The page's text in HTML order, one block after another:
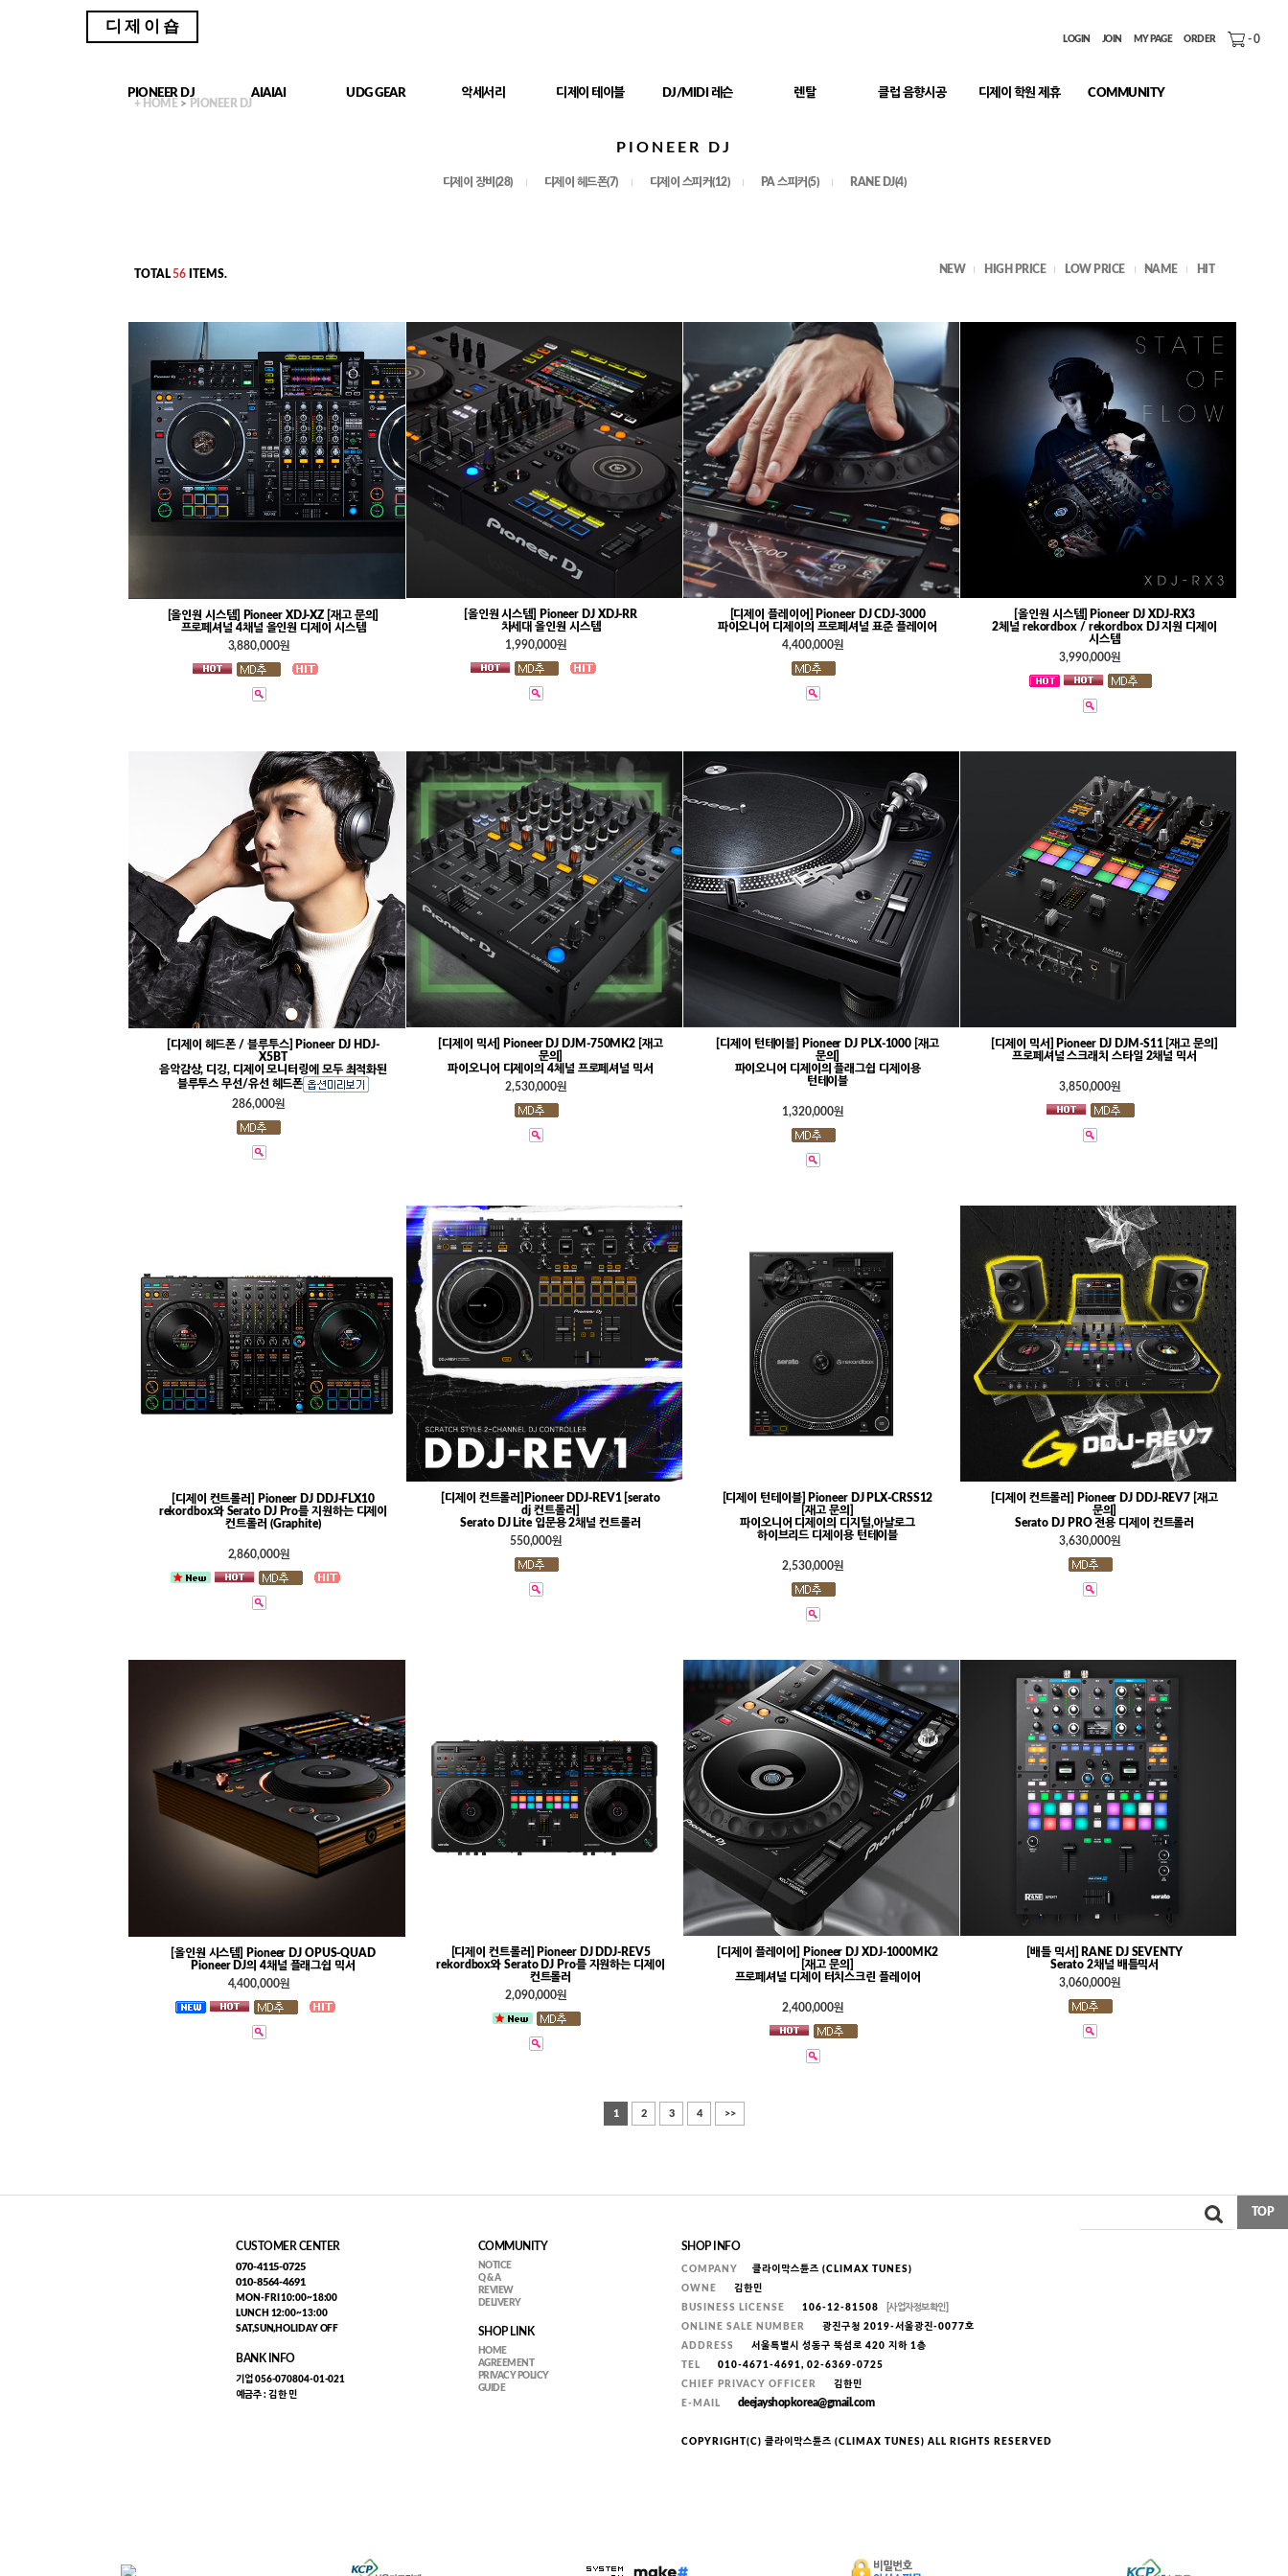
디제이숍
LOGIN JOIN MY PAGE ORDER -0
PIONEER DJ AIAIAI UDG GEAR 악세서리 디제이 테이블 DJ/MIDI 레슨 렌탈 클럽 음향시공 디제이 학원 제휴 COMMUNITY
+ HOME > PIONEER DJ
PIONEER DJ
디제이 장비(28) 디제이 헤드폰(7) 디제이 스피커(12) PA 스피커(5) RANE DJ(4)
TOTAL56 ITEMS. NEW HIGH PRICE LOW PRICE NAME HIT
[올인원 시스템] Pioneer XDJ-XZ [재고 문의]
프로페셔널 4채널 올인원 디제이 시스템
3,880,000원
[올인원 시스템] Pioneer DJ XDJ-RR
차세대 올인원 시스템
1,990,000원
[디제이 플레이어] Pioneer DJ CDJ-3000
파이오니어 디제이의 프로페셔널 표준 플레이어
4,400,000원
[올인원 시스템] Pioneer DJ XDJ-RX3
2체널 rekordbox / rekordbox DJ 지원 디제이
시스템
3,990,000원
[디제이 헤드폰 / 블루투스] Pioneer DJ HDJ-
X5BT
음악감상, 디깅, 디제이 모니터링에 모두 최적화된
블루투스 무선/유선 헤드폰
286,000원
[디제이 믹서] Pioneer DJ DJM-750MK2 [재고
문의]
파이오니어 디제이의 4체널 프로페셔널 믹서
2,530,000원
[디제이 턴테이블] Pioneer DJ PLX-1000 [재고
문의]
파이오니어 디제이의 플래그쉽 디제이용
턴테이블
1,320,000원
[디제이 믹서] Pioneer DJ DJM-S11 [재고 문의]
프로페셔널 스크래치 스타일 2채널 믹서
3,850,000원
[디제이 컨트롤러] Pioneer DJ DDJ-FLX10
rekordbox와 Serato DJ Pro를 지원하는 디제이
컨트롤러 (Graphite)
2,860,000원
[디제이 컨트롤러]Pioneer DDJ-REV1 [serato
dj 컨트롤러]
Serato DJ Lite 입문용 2채널 컨트롤러
550,000원
[디제이 턴테이블] Pioneer DJ PLX-CRSS12
[재고 문의]
파이오니어 디제이의 디지털,아날로그
하이브리드 디제이용 턴테이블
2,530,000원
[디제이 컨트롤러] Pioneer DJ DDJ-REV7 [재고
문의]
Serato DJ PRO 전용 디제이 컨트롤러
3,630,000원
[올인원 시스템] Pioneer DJ OPUS-QUAD
Pioneer DJ의 4채널 플래그쉽 믹서
4,400,000원
[디제이 컨트롤러] Pioneer DJ DDJ-REV5
rekordbox와 Serato DJ Pro를 지원하는 디제이
컨트롤러
2,090,000원
[디제이 플레이어] Pioneer DJ XDJ-1000MK2
[재고 문의]
프로페셔널 디제이 터치스크린 플레이어
2,400,000원
[배틀 믹서] RANE DJ SEVENTY
Serato 2채널 배틀믹서
3,060,000원
1 2 3 4 >>
TOP
CUSTOMER CENTER
070-4115-0725
010-8564-4691
MON-FRI 10:00~18:00
LUNCH 12:00~13:00
SAT,SUN,HOLIDAY OFF
BANK INFO
기업 056-070804-01-021
예금주 : 김 한 민
COMMUNITY
NOTICE
Q & A
REVIEW
DELIVERY
SHOP LINK
HOME
AGREEMENT
PRIVACY POLICY
GUIDE
SHOP INFO
COMPANY
클라이막스튠즈 (CLIMAX TUNES)
OWNE
김한민
BUSINESS LICENSE
106-12-81508
[사업자정보확인]
ONLINE SALE NUMBER
광진구청 2019-서울광진-0077호
ADDRESS
서울특별시 성동구 뚝섬로 420 지하 1층
TEL
010-4671-4691, 02-6369-0725
CHIEF PRIVACY OFFICER
김한민
E-MAIL
deejayshopkorea@gmail.com
COPYRIGHT(C) 클라이막스튠즈 (CLIMAX TUNES) ALL RIGHTS RESERVED